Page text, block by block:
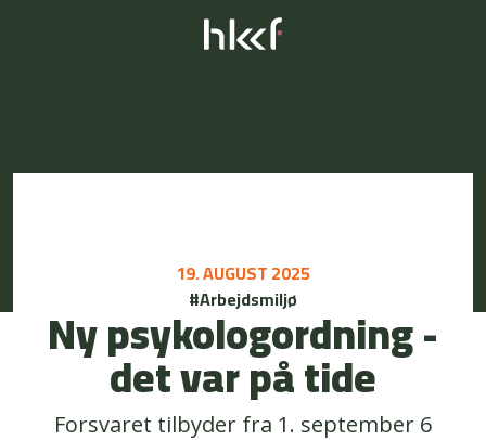
19. AUGUST 2025
#Arbejdsmiljø
Ny psykologordning -
det var på tide
Forsvaret tilbyder fra 1. september 6